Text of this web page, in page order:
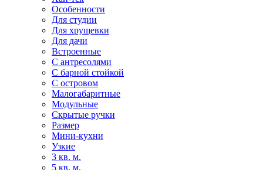
Особенности
Для студии
Для хрущевки
Для дачи
Встроенные
С антресолями
С барной стойкой
С островом
Малогабаритные
Модульные
Скрытые ручки
Размер
Мини-кухни
Узкие
3 кв. м.
5 кв. м.